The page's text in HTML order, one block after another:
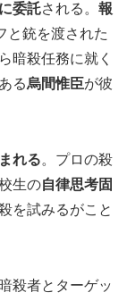
委託される。 報
と銃を渡された
暗殺任務に就く
る烏間惟臣が彼
れる。プロの殺
生の自律思考固
を試みるがこと
殺者とターゲッ